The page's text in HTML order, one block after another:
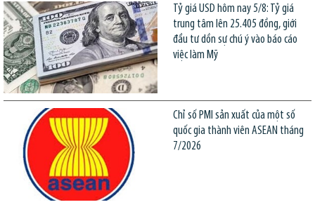
Tỷ giá USD hôm nay 5/8: Tỷ giá
trung tâm lên 25.405 đồng, giới
đầu tư dồn sự chú ý vào báo cáo
việc làm Mỹ
Chỉ số PMI sản xuất của một số
quốc gia thành viên ASEAN tháng
7/2026